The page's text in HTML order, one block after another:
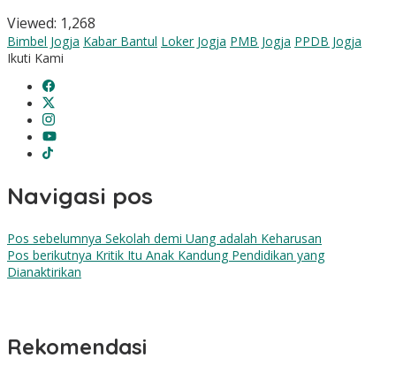
Viewed: 1,268
Bimbel Jogja Kabar Bantul Loker Jogja PMB Jogja PPDB Jogja
Ikuti Kami
Navigasi pos
Pos sebelumnya Sekolah demi Uang adalah Keharusan
Pos berikutnya Kritik Itu Anak Kandung Pendidikan yang
Dianaktirikan
Rekomendasi